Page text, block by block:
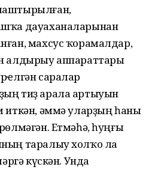
дауаханаларынан
махсус ҡорамалдар,
алдырыу аппараттары
саралар
тиҙ арала артыуын
иткән, әммә уларҙың һаны
Етмәһә, һуңғы
таралыу холҡо ла
күскән. Унда